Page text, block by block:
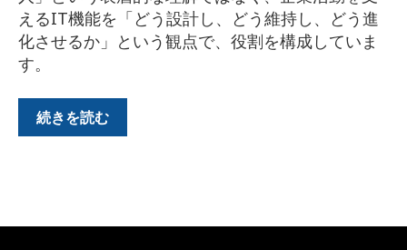
えるIT機能を「どう設計し、どう維持し、どう進
化させるか」という観点で、役割を構成していま
す。
続きを読む